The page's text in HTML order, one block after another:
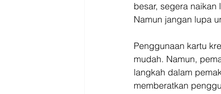
besar, segera
Namun jangan lupa
Penggunaan kartu
mudah. Namun,
langkah dalam
memberatkan